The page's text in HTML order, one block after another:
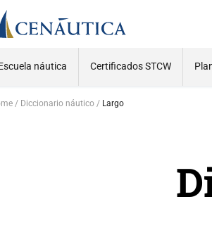
náutica Certificados STCW
Diccionario náutico Largo